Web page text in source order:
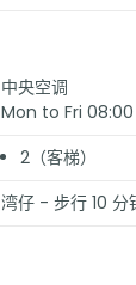
中央空调
Mon to Fri
2（客梯）
湾仔 - 步行 10 分